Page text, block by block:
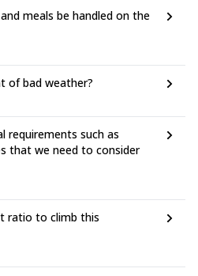
meals be handled on the
of bad weather?
requirements such as
that we need to consider
ratio to climb this